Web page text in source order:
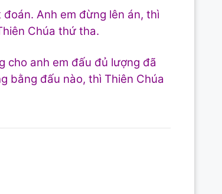
Anh em đừng lên án, thì
Chúa thứ tha.
cho anh em đấu đủ lượng đã
bằng đấu nào, thì Thiên Chúa